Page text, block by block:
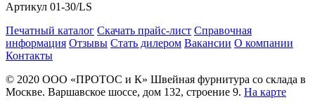
Артикул 01-30/LS
Печатный каталог Скачать прайс-лист Справочная
информация Отзывы Стать дилером Вакансии О компании
Контакты
© 2020 ООО «ПРОТОС и К» Швейная фурнитура со склада в
Москве. Варшавское шоссе, дом 132, строение 9. На карте